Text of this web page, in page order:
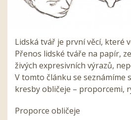
Lidská tvář je první věcí, které
Přenos lidské tváře na papír,
živých expresivních výrazů,
V tomto článku se seznámíme
kresby obličeje – proporcemi,
Proporce obličeje